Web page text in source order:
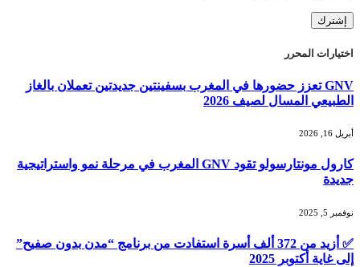
اختيارات المحرر
GNV تعزز حضورها في المغرب بسفينتين جديدتين تعملان بالغاز
الطبيعي المسال لصيف 2026
أبريل 16, 2026
كارول مونتارسولو تقود GNV المغرب في مرحلة نمو واستراتيجية
جديدة
نوفمبر 5, 2025
✅ أزيد من 372 ألف أسرة استفادت من برنامج “مدن بدون صفيح”
إلى غاية أكتوبر 2025